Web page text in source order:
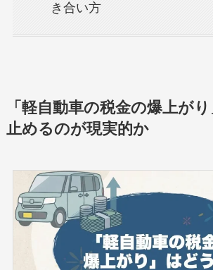
き合い方
「軽自動車の税金の爆上が
止めるのが現実的か